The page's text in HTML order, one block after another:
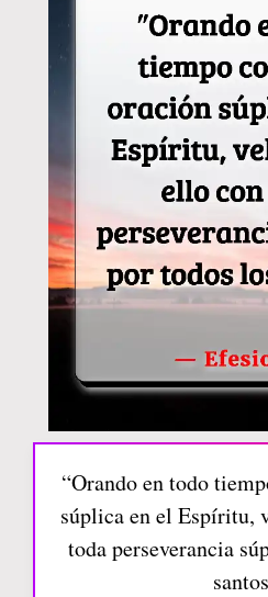
“Orando en todo
súplica en el Espíritu,
toda perseverancia